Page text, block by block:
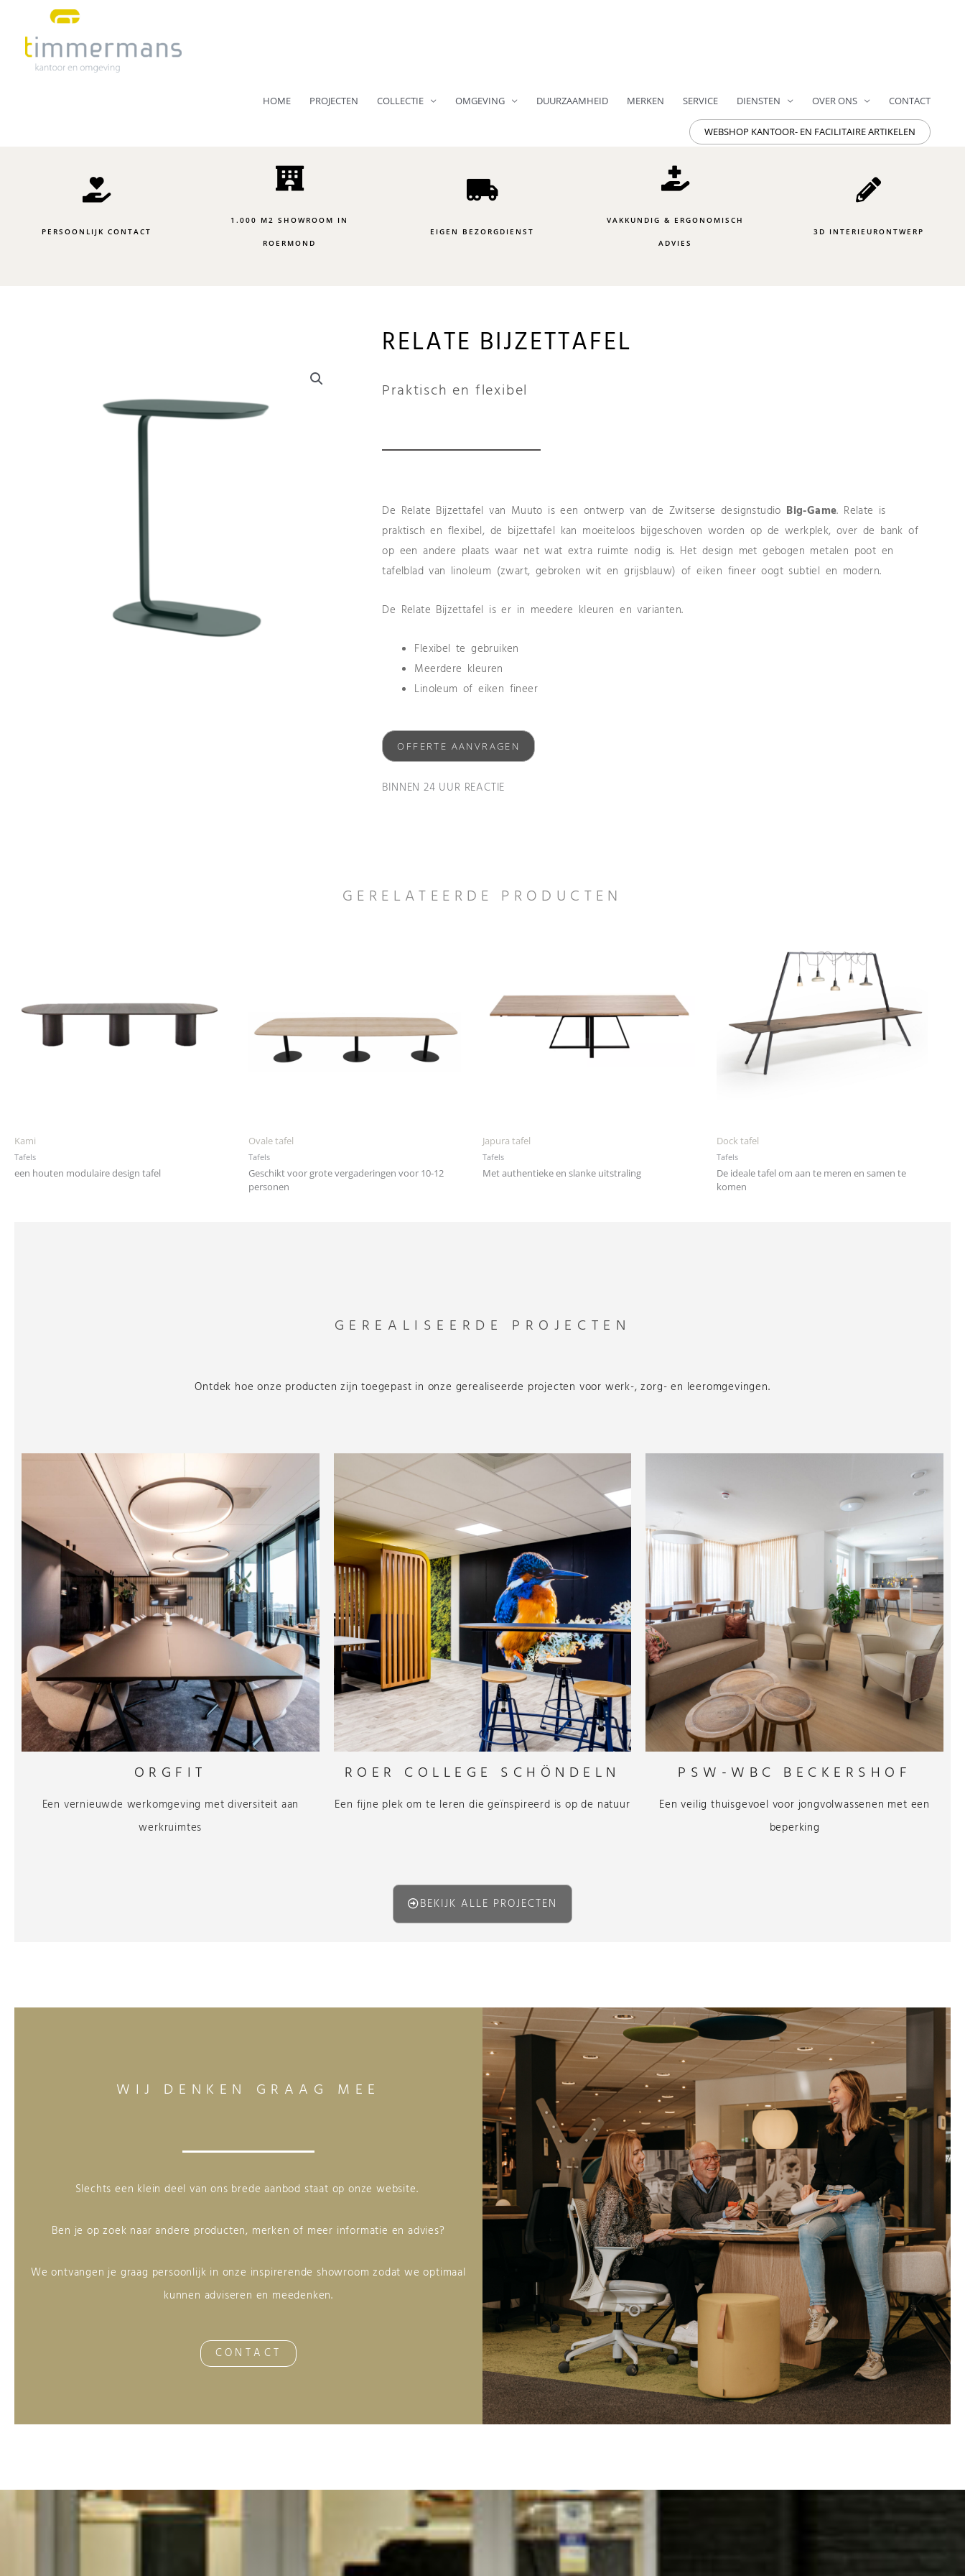
inhoud
HOME PROJECTEN COLLECTIE OMGEVING DUURZAAMHEID MERKEN SERVICE DIENSTEN OVER ONS CONTACT
WEBSHOP KANTOOR- EN FACILITAIRE ARTIKELEN
PERSOONLIJK CONTACT
1.000 M2 SHOWROOM IN
ROERMOND
EIGEN BEZORGDIENST
VAKKUNDIG & ERGONOMISCH
ADVIES
3D INTERIEURONTWERP
RELATE BIJZETTAFEL
Praktisch en flexibel
De Relate Bijzettafel van Muuto is een ontwerp van de Zwitserse designstudio Big-Game. Relate is
praktisch en flexibel, de bijzettafel kan moeiteloos bijgeschoven worden op de werkplek, over de bank of
op een andere plaats waar net wat extra ruimte nodig is. Het design met gebogen metalen poot en
tafelblad van linoleum (zwart, gebroken wit en grijsblauw) of eiken fineer oogt subtiel en modern.
De Relate Bijzettafel is er in meedere kleuren en varianten.
Flexibel te gebruiken
Meerdere kleuren
Linoleum of eiken fineer
OFFERTE AANVRAGEN
BINNEN 24 UUR REACTIE
GERELATEERDE PRODUCTEN
Kami
Tafels
een houten modulaire design tafel
Ovale tafel
Tafels
Geschikt voor grote vergaderingen voor 10-12
personen
Japura tafel
Tafels
Met authentieke en slanke uitstraling
Dock tafel
Tafels
De ideale tafel om aan te meren en samen te
komen
GEREALISEERDE PROJECTEN
Ontdek hoe onze producten zijn toegepast in onze gerealiseerde projecten voor werk-, zorg- en leeromgevingen.
ORGFIT
Een vernieuwde werkomgeving met diversiteit aan
werkruimtes
ROER COLLEGE SCHÖNDELN
Een fijne plek om te leren die geïnspireerd is op de natuur
PSW-WBC BECKERSHOF
Een veilig thuisgevoel voor jongvolwassenen met een
beperking
BEKIJK ALLE PROJECTEN
WIJ DENKEN GRAAG MEE
Slechts een klein deel van ons brede aanbod staat op onze website.
Ben je op zoek naar andere producten, merken of meer informatie en advies?
We ontvangen je graag persoonlijk in onze inspirerende showroom zodat we optimaal
kunnen adviseren en meedenken.
CONTACT